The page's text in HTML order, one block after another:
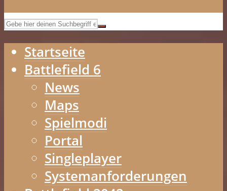
Startseite
Battlefield 6
News
Maps
Spielmodi
Portal
Singleplayer
Systemanforderungen